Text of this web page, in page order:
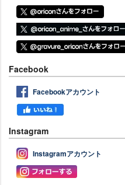
Facebook
Facebookアカウント
Instagram
Instagramアカウント